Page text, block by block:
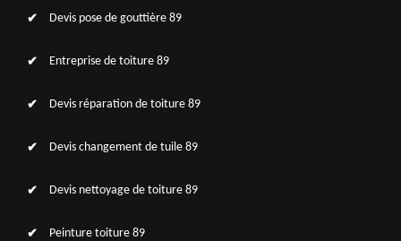
Devis pose de gouttière 89
Entreprise de toiture 89
Devis réparation de toiture 89
Devis changement de tuile 89
Devis nettoyage de toiture 89
Peinture toiture 89